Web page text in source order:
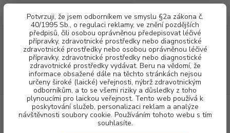
Potvrzuji, že jsem odborníkem ve smyslu §2a zákona č.
40/1995 Sb., o regulaci reklamy, ve znění pozdějších
předpisů, čili osobou oprávněnou předepisovat léčivé
přípravky, zdravotnické prostředky nebo diagnostické
zdravotnické prostředky nebo osobou oprávněnou léčivé
přípravky, zdravotnické prostředky nebo diagnostické
zdravotnické prostředky vydávat. Beru na vědomí, že
informace obsažené dále na těchto stránkách nejsou
určeny široké (laické) veřejnosti, nýbrž zdravotnickým
odborníkům, a to se všemi riziky a důsledky z toho
plynoucími pro laickou veřejnost. Tento web používá k
poskytování služeb, personalizaci reklam a analýze
návštěvnosti soubory cookie. Používáním tohoto webu s tím
souhlasíte.
Menu
CZK
Hledat
(Po-Pá, 8-16 hod.)
za0,00 Kč
BAZAR Použité Stomadent zubní soupravy
Použité Stomadent zubní